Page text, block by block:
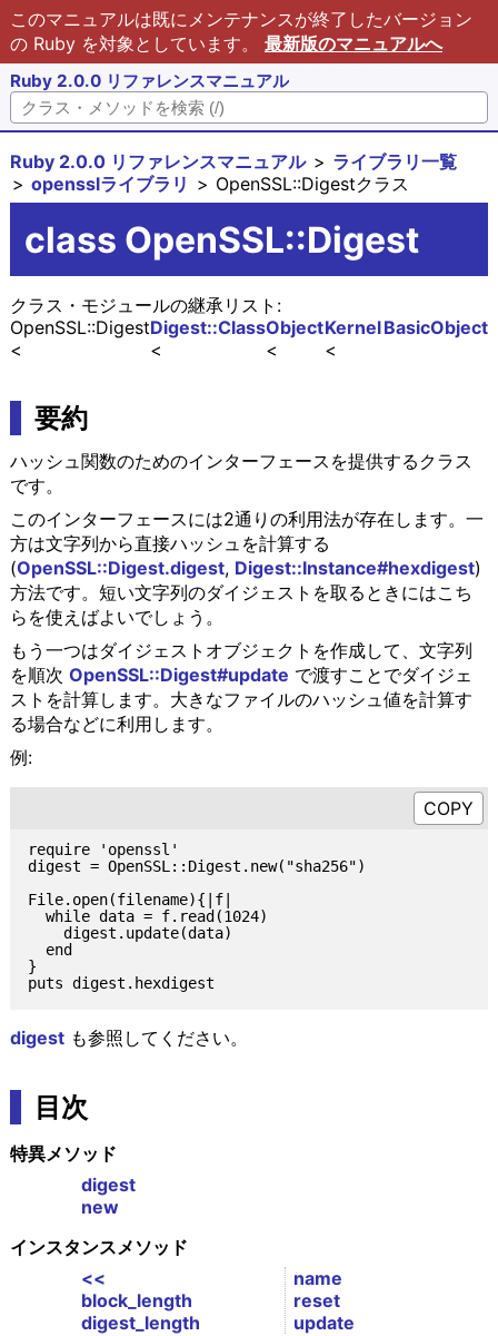
このマニュアルは既にメンテナンスが終了したバージョン
の Ruby を対象としています。 最新版のマニュアルへ
Ruby 2.0.0 リファレンスマニュアル
Ruby 2.0.0 リファレンスマニュアル
ライブラリ一覧
opensslライブラリ
OpenSSL::Digestクラス
class OpenSSL::Digest
クラス・モジュールの継承リスト:
BasicObject
Kernel
Object
Digest::Class
OpenSSL::Digest
要約
ハッシュ関数のためのインターフェースを提供するクラス
です。
このインターフェースには2通りの利用法が存在します。一
方は文字列から直接ハッシュを計算する
(OpenSSL::Digest.digest, Digest::Instance#hexdigest)
方法です。短い文字列のダイジェストを取るときにはこち
らを使えばよいでしょう。
もう一つはダイジェストオブジェクトを作成して、文字列
を順次 OpenSSL::Digest#update で渡すことでダイジェ
ストを計算します。大きなファイルのハッシュ値を計算す
る場合などに利用します。
例:
require 'openssl'
digest = OpenSSL::Digest.new("sha256")
File.open(filename){|f|
  while data = f.read(1024)
    digest.update(data)
  end
}
digestも参照してください。
目次
特異メソッド
digest
new
インスタンスメソッド
<<
block_length
digest_length
name
reset
update